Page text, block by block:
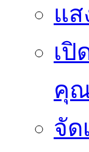
แ
เปิ
คุ
จัด